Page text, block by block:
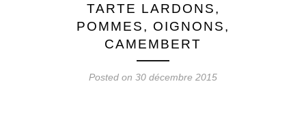
TARTE LARDONS,
POMMES, OIGNONS,
CAMEMBERT
Posted on 30 décembre 2015